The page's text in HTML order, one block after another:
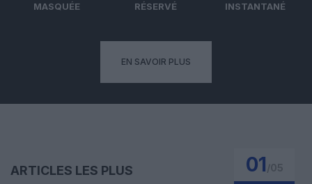
MASQUÉE
RÉSERVÉ
INSTANTANÉ
EN SAVOIR PLUS
ARTICLES LES PLUS
01